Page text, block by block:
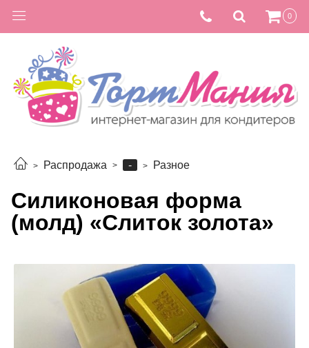
0
Распродажа - Разное
Силиконовая форма
(молд) «Слиток золота»